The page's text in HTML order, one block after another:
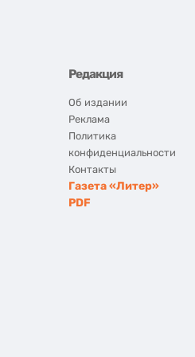
Редакция
Об издании
Реклама
Политика
конфиденциальности
Контакты
Газета «Литер»
PDF